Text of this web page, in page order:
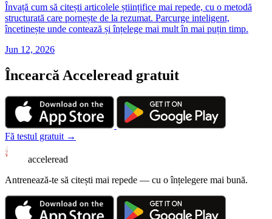
Învață cum să citești articolele științifice mai repede, cu o metodă
structurată care pornește de la rezumat. Parcurge inteligent,
încetinește unde contează și înțelege mai mult în mai puțin timp.
Jun 12, 2026
Încearcă Acceleread gratuit
Fă testul gratuit →
acceleread
Antrenează-te să citești mai repede — cu o înțelegere mai bună.